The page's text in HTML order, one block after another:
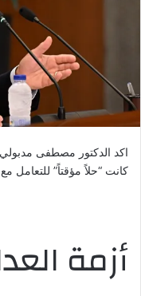
اكد الدكتور مصطفى
كانت “حلاً مؤقتاً” للتعامل
أزمة